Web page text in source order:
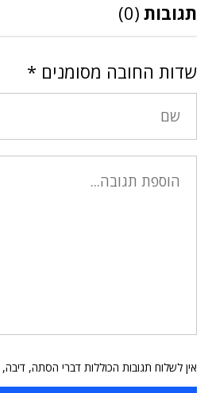
תגובות (0)
שדות החובה מסומנים *
אין לשלוח תגובות הכוללות דברי הסתה,